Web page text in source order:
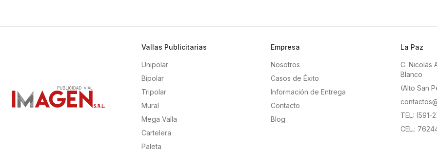
Vallas Publicitarias
Unipolar
Bipolar
Tripolar
Mural
Mega Valla
Cartelera
Paleta
Empresa
Nosotros
Casos de Éxito
Información de Entrega
Contacto
Blog
La Paz
C. Nicolás
Blanco
(Alto San
TEL: (591-
CEL.: